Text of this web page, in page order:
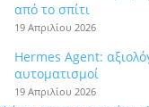
από το σπίτι
19 Απριλίου 2026
Hermes Agent:
αυτοματισμοί
19 Απριλίου 2026